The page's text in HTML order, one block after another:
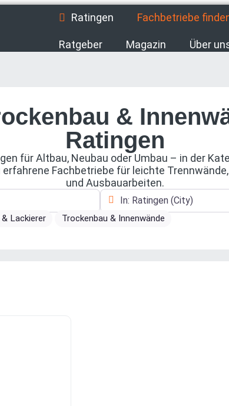
Ratingen Fachbetriebe
Ratgeber Magazin Über
&
Ratingen
für Altbau, Neubau oder Umbau – in der
Fachbetriebe für leichte
und Ausbauarbeiten.
In der Nähe
& Lackierer Trockenbau & Innenwände